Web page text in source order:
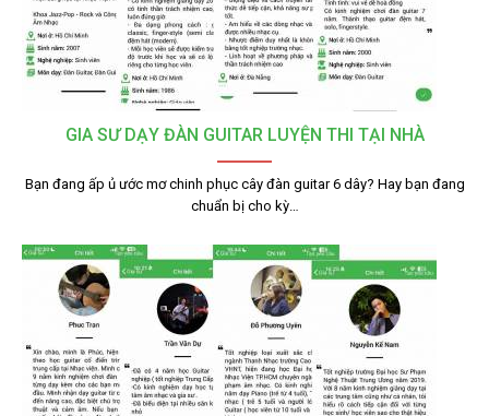
GIA SƯ DẠY ĐÀN GUITAR LUYỆN THI TẠI NHÀ
Bạn đang ấp ủ ước mơ chinh phục cây đàn guitar 6 dây? Hay bạn đang
chuẩn bị cho kỳ…